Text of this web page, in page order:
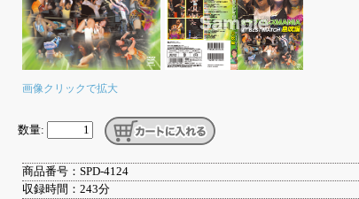
画像クリックで拡大
数量:
商品番号：SPD-4124
収録時間：243分